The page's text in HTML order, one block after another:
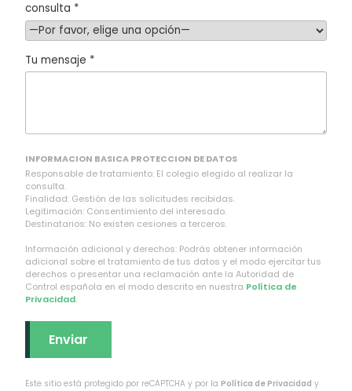
consulta *
Tu mensaje *
INFORMACION BASICA PROTECCION DE DATOS
Responsable de tratamiento: El colegio elegido al realizar la
consulta.
Finalidad: Gestión de las solicitudes recibidas.
Legitimación: Consentimiento del interesado.
Destinatarios: No existen cesiones a terceros.
Información adicional y derechos: Podrás obtener información
adicional sobre el tratamiento de tus datos y el modo ejercitar tus
derechos o presentar una reclamación ante la Autoridad de
Control española en el modo descrito en nuestra Política de
Privacidad.
Este sitio está protegido por reCAPTCHA y por la Política de Privacidad y